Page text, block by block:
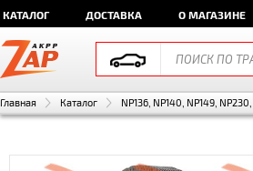
КАТАЛОГ ДОСТАВКА О МАГАЗИНЕ
Главная Каталог NP136, NP140, NP149,